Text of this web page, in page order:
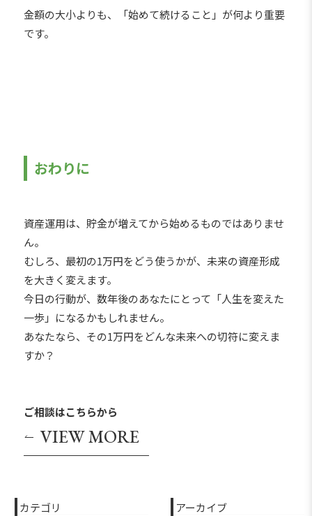
金額の大小よりも、「始めて続けること」が何より重要
です。
おわりに
資産運用は、貯金が増えてから始めるものではありませ
ん。
むしろ、最初の1万円をどう使うかが、未来の資産形成
を大きく変えます。
今日の行動が、数年後のあなたにとって「人生を変えた
一歩」になるかもしれません。
あなたなら、その1万円をどんな未来への切符に変えま
すか？
ご相談はこちらから
VIEW MORE
カテゴリ
アーカイブ